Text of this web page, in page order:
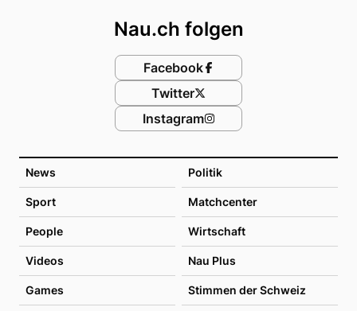
News Politik
Sport Matchcenter
People Wirtschaft
Videos Nau Plus
Games Stimmen der Schweiz
Nau.ch folgen
Facebook
Twitter
Instagram